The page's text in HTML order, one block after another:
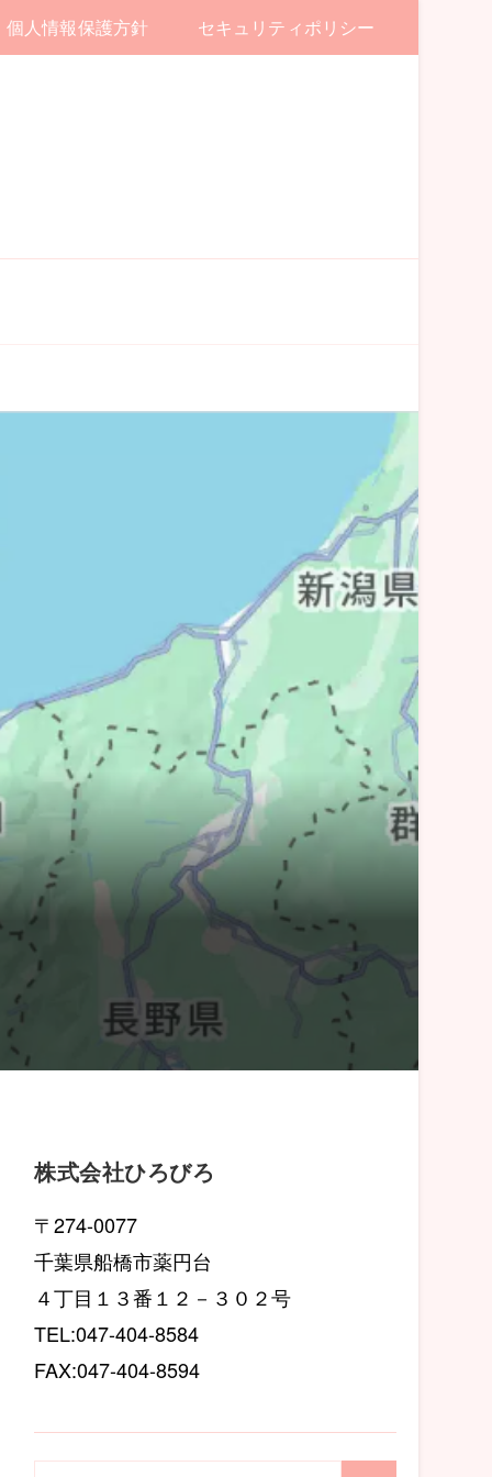
個人情報保護方針 セキュリティポリシー
株式会社ひろびろ
〒274-0077
千葉県船橋市薬円台
４丁目１３番１２－３０２号
TEL:047-404-8584
FAX:047-404-8594